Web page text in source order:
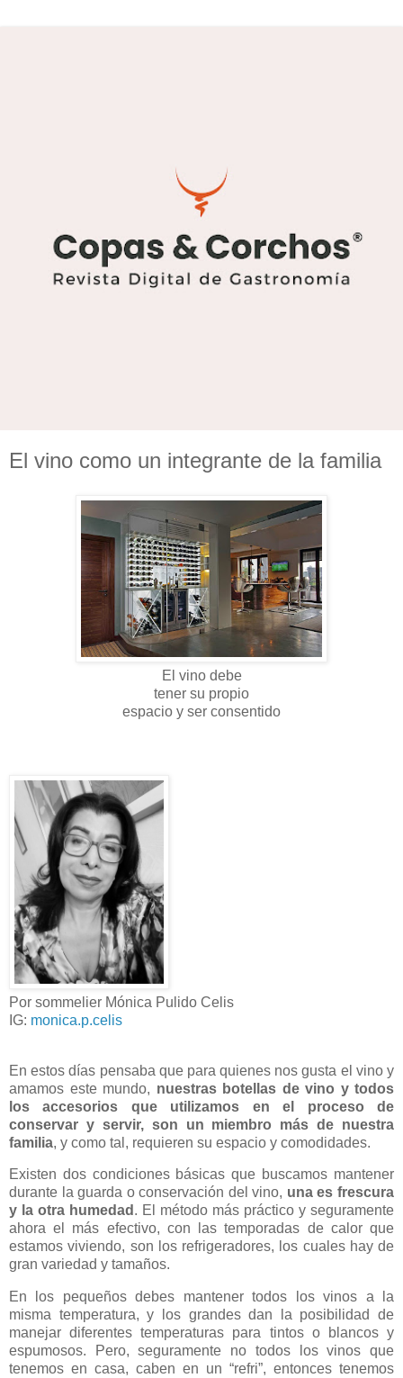
El vino como un integrante de la familia
El vino debe
tener su propio
espacio y ser consentido
Por sommelier Mónica Pulido Celis
IG: monica.p.celis
En estos días pensaba que para quienes nos gusta el vino y
amamos este mundo, nuestras botellas de vino y todos
los accesorios que utilizamos en el proceso de
conservar y servir, son un miembro más de nuestra
familia, y como tal, requieren su espacio y comodidades.
Existen dos condiciones básicas que buscamos mantener
durante la guarda o conservación del vino, una es frescura
y la otra humedad . El método más práctico y seguramente
ahora el más efectivo, con las temporadas de calor que
estamos viviendo, son los refrigeradores, los cuales hay de
gran variedad y tamaños.
En los pequeños debes mantener todos los vinos a la
misma temperatura, y los grandes dan la posibilidad de
manejar diferentes temperaturas para tintos o blancos y
espumosos. Pero, seguramente no todos los vinos que
tenemos en casa, caben en un “refri”, entonces tenemos